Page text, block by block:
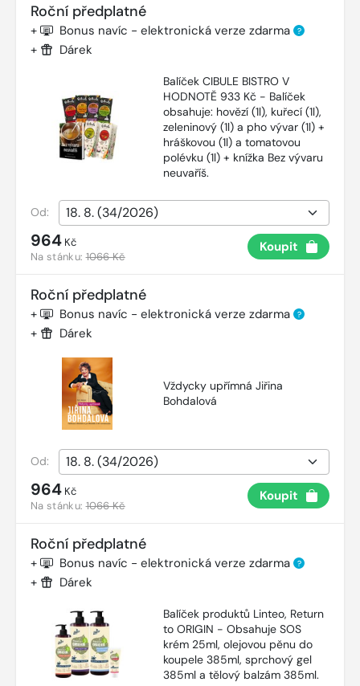
Roční předplatné
+ Bonus navíc - elektronická verze zdarma ?
+ Dárek
Balíček CIBULE BISTRO V
HODNOTĚ 933 Kč - Balíček
obsahuje: hovězí (1l), kuřecí (1l),
zeleninový (1l) a pho vývar (1l) +
hráškovou (1l) a tomatovou
polévku (1l) + knížka Bez vývaru
neuvaříš.
Od:
964 Kč
Na stánku:1066 Kč
Koupit
Roční předplatné
+ Bonus navíc - elektronická verze zdarma ?
+ Dárek
Vždycky upřímná Jiřina
Bohdalová
Od:
964 Kč
Na stánku:1066 Kč
Koupit
Roční předplatné
+ Bonus navíc - elektronická verze zdarma ?
+ Dárek
Balíček produktů Linteo, Return
to ORIGIN - Obsahuje SOS
krém 25ml, olejovou pěnu do
koupele 385ml, sprchový gel
385ml a tělový balzám 385ml.